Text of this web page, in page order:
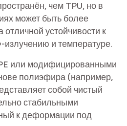
чем TPU, но в
может быть более
отличной устойчивости к
и температуре.
или модифицированными
полиэфира (например,
собой чистый
стабильными
к деформации под